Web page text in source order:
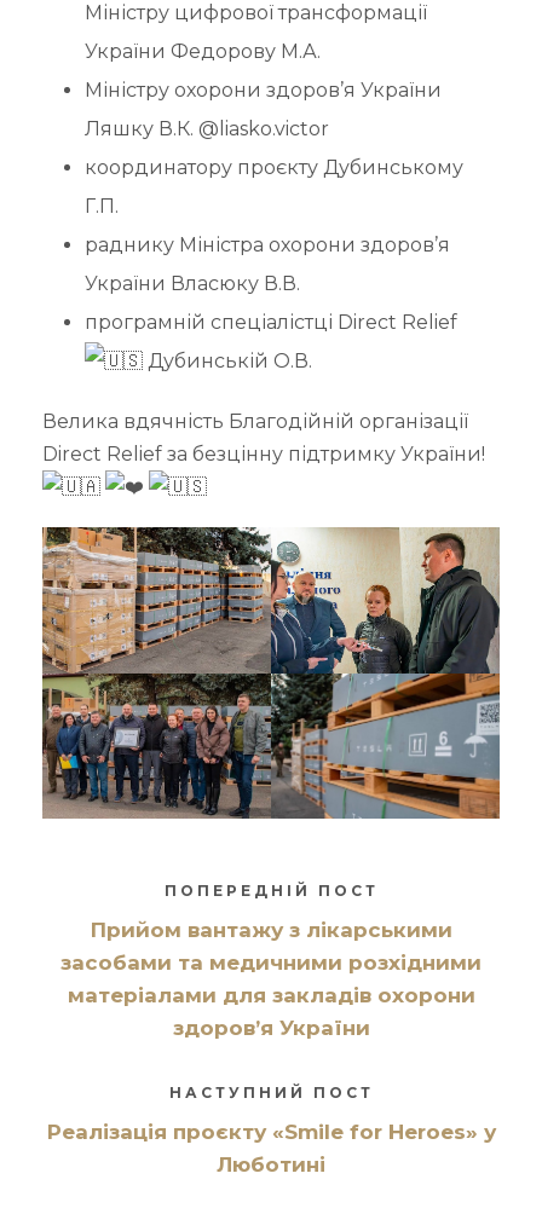
Міністру цифрової трансформації
України Федорову М.А.
Міністру охорони здоров’я України
Ляшку В.К. @liasko.victor
координатору проєкту Дубинському
Г.П.
раднику Міністра охорони здоров’я
України Власюку В.В.
програмній спеціалістці Direct Relief
Дубинській О.В.
Велика вдячність Благодійній організації
Direct Relief за безцінну підтримку України!
ПОПЕРЕДНІЙ ПОСТ
Прийом вантажу з лікарськими
засобами та медичними розхідними
матеріалами для закладів охорони
здоров’я України
НАСТУПНИЙ ПОСТ
Реалізація проєкту «Smile for Heroes» у
Люботині